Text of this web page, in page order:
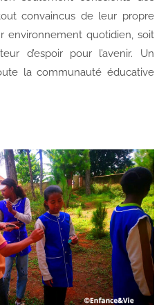
convaincus de leur propre
environnement quotidien, soit
d’espoir pour l’avenir. Un
la communauté éducative